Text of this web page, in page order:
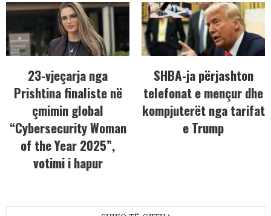
23-vjeçarja nga
Prishtina finaliste në
çmimin global
“Cybersecurity Woman
of the Year 2025”,
votimi i hapur
SHBA-ja përjashton
telefonat e mençur dhe
kompjuterët nga tarifat
e Trump